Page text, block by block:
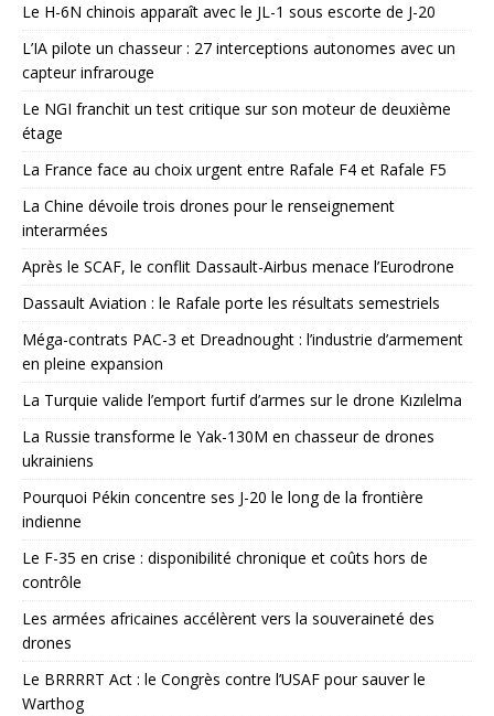
Le H-6N chinois apparaît avec le JL-1 sous escorte de J-20
L’IA pilote un chasseur : 27 interceptions autonomes avec un
capteur infrarouge
Le NGI franchit un test critique sur son moteur de deuxième
étage
La France face au choix urgent entre Rafale F4 et Rafale F5
La Chine dévoile trois drones pour le renseignement
interarmées
Après le SCAF, le conflit Dassault-Airbus menace l’Eurodrone
Dassault Aviation : le Rafale porte les résultats semestriels
Méga-contrats PAC-3 et Dreadnought : l’industrie d’armement
en pleine expansion
La Turquie valide l’emport furtif d’armes sur le drone Kızılelma
La Russie transforme le Yak-130M en chasseur de drones
ukrainiens
Pourquoi Pékin concentre ses J-20 le long de la frontière
indienne
Le F-35 en crise : disponibilité chronique et coûts hors de
contrôle
Les armées africaines accélèrent vers la souveraineté des
drones
Le BRRRRT Act : le Congrès contre l’USAF pour sauver le
Warthog